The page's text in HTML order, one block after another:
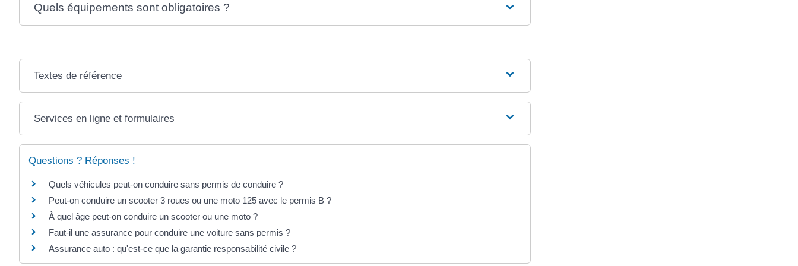
Quels équipements sont obligatoires ?
Textes de référence
Services en ligne et formulaires
Questions ? Réponses !
Quels véhicules peut-on conduire sans permis de conduire ?
Peut-on conduire un scooter 3 roues ou une moto 125 avec le permis B ?
À quel âge peut-on conduire un scooter ou une moto ?
Faut-il une assurance pour conduire une voiture sans permis ?
Assurance auto : qu'est-ce que la garantie responsabilité civile ?